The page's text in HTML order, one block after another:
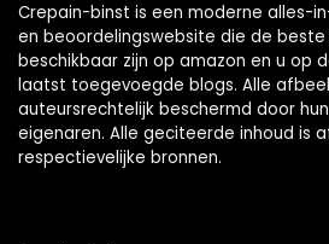
Crepain-binst is een moderne alles-
en beoordelingswebsite die de
beschikbaar zijn op amazon en u op
laatst toegevoegde blogs. Alle
auteursrechtelijk beschermd door
eigenaren. Alle geciteerde inhoud is
respectievelijke bronnen.